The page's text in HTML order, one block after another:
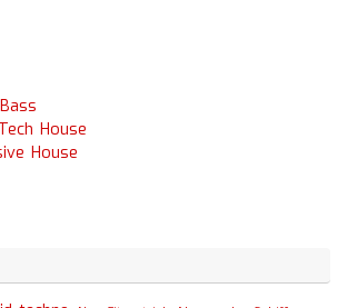
House
House